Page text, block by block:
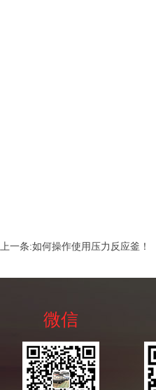
上一条:如何操作使用压力反应釜！
微信